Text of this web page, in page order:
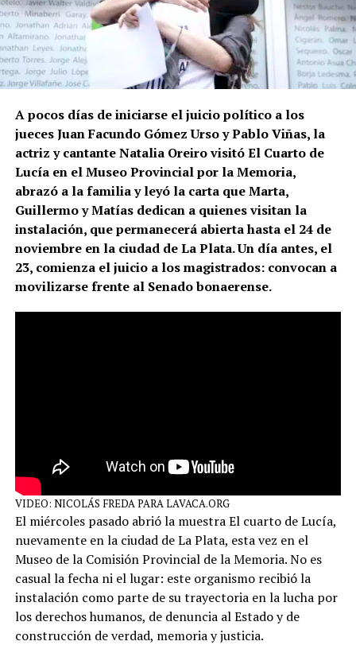
A pocos días de iniciarse el juicio político a los
jueces Juan Facundo Gómez Urso y Pablo Viñas, la
actriz y cantante Natalia Oreiro visitó El Cuarto de
Lucía en el Museo Provincial por la Memoria,
abrazó a la familia y leyó la carta que Marta,
Guillermo y Matías dedican a quienes visitan la
instalación, que permanecerá abierta hasta el 24 de
noviembre en la ciudad de La Plata. Un día antes, el
23, comienza el juicio a los magistrados: convocan a
movilizarse frente al Senado bonaerense.
VIDEO: NICOLÁS FREDA PARA LAVACA.ORG
El miércoles pasado abrió la muestra El cuarto de Lucía,
nuevamente en la ciudad de La Plata, esta vez en el
Museo de la Comisión Provincial de la Memoria. No es
casual la fecha ni el lugar: este organismo recibió la
instalación como parte de su trayectoria en la lucha por
los derechos humanos, de denuncia al Estado y de
construcción de verdad, memoria y justicia.